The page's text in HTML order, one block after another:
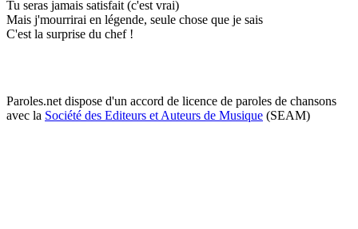
Tu seras jamais satisfait (c'est vrai)
Mais j'mourrirai en légende, seule chose que je sais
C'est la surprise du chef !
Paroles.net dispose d'un accord de licence de paroles de chansons
avec la Société des Editeurs et Auteurs de Musique (SEAM)